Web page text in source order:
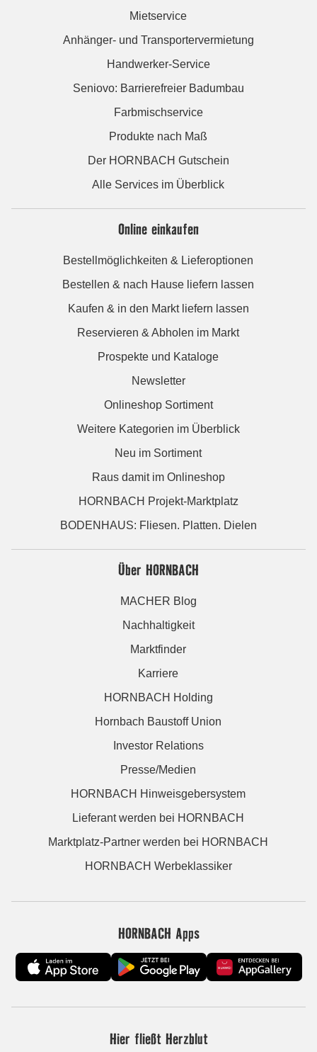
Mietservice
Anhänger- und Transportervermietung
Handwerker-Service
Seniovo: Barrierefreier Badumbau
Farbmischservice
Produkte nach Maß
Der HORNBACH Gutschein
Alle Services im Überblick
Online einkaufen
Bestellmöglichkeiten & Lieferoptionen
Bestellen & nach Hause liefern lassen
Kaufen & in den Markt liefern lassen
Reservieren & Abholen im Markt
Prospekte und Kataloge
Newsletter
Onlineshop Sortiment
Weitere Kategorien im Überblick
Neu im Sortiment
Raus damit im Onlineshop
HORNBACH Projekt-Marktplatz
BODENHAUS: Fliesen. Platten. Dielen
Über HORNBACH
MACHER Blog
Nachhaltigkeit
Marktfinder
Karriere
HORNBACH Holding
Hornbach Baustoff Union
Investor Relations
Presse/Medien
HORNBACH Hinweisgebersystem
Lieferant werden bei HORNBACH
Marktplatz-Partner werden bei HORNBACH
HORNBACH Werbeklassiker
HORNBACH Apps
Hier fließt Herzblut